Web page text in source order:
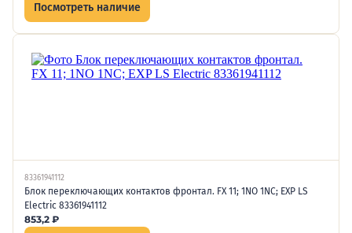
Посмотреть наличие
83361941112
Блок переключающих контактов фронтал. FX 11; 1NO 1NC; EXP LS
Electric 83361941112
853,2 ₽